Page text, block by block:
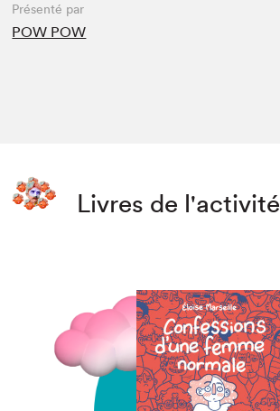
Présenté par
POW POW
Livres de l'activité